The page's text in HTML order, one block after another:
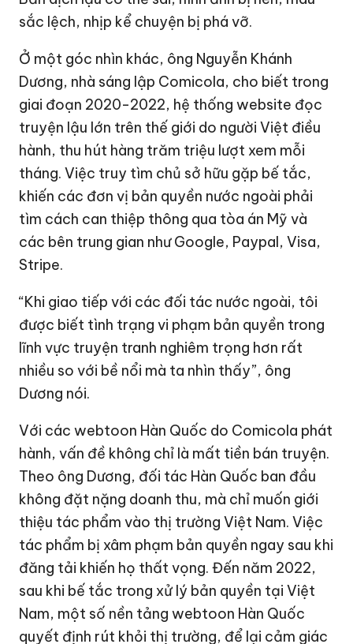
sắc lệch, nhịp kể chuyện bị phá vỡ.
Ở một góc nhìn khác, ông Nguyễn Khánh
Dương, nhà sáng lập Comicola, cho biết trong
giai đoạn 2020-2022, hệ thống website đọc
truyện lậu lớn trên thế giới do người Việt điều
hành, thu hút hàng trăm triệu lượt xem mỗi
tháng. Việc truy tìm chủ sở hữu gặp bế tắc,
khiến các đơn vị bản quyền nước ngoài phải
tìm cách can thiệp thông qua tòa án Mỹ và
các bên trung gian như Google, Paypal, Visa,
Stripe.
“Khi giao tiếp với các đối tác nước ngoài, tôi
được biết tình trạng vi phạm bản quyền trong
lĩnh vực truyện tranh nghiêm trọng hơn rất
nhiều so với bề nổi mà ta nhìn thấy”, ông
Dương nói.
Với các webtoon Hàn Quốc do Comicola phát
hành, vấn đề không chỉ là mất tiền bán truyện.
Theo ông Dương, đối tác Hàn Quốc ban đầu
không đặt nặng doanh thu, mà chỉ muốn giới
thiệu tác phẩm vào thị trường Việt Nam. Việc
tác phẩm bị xâm phạm bản quyền ngay sau khi
đăng tải khiến họ thất vọng. Đến năm 2022,
sau khi bế tắc trong xử lý bản quyền tại Việt
Nam, một số nền tảng webtoon Hàn Quốc
quyết định rút khỏi thị trường, để lại cảm giác